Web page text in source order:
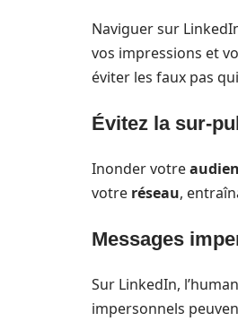
Naviguer sur
vos impressions et
éviter les faux pas
Évitez la sur-
Inonder votre
votre réseau,
Messages
Sur LinkedIn,
impersonnels